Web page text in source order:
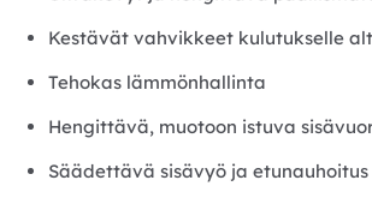
Kestävät vahvikkeet kulutukselle
Tehokas lämmönhallinta
Hengittävä, muotoon istuva
Säädettävä sisävyö ja etunauhoitus